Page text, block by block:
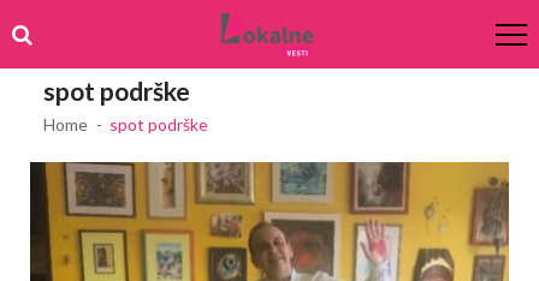
to
navigation
to
content
spot podrške
Home spot podrške